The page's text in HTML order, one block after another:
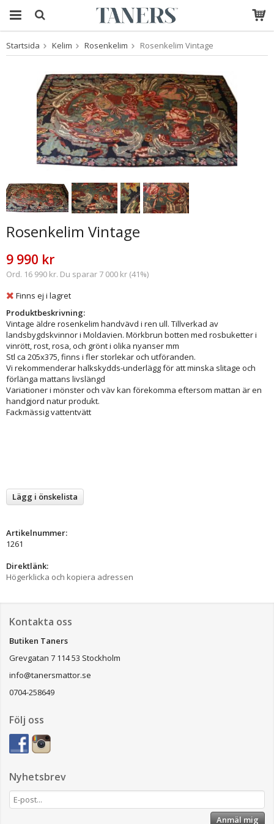
Produkten har blivit
tillagd i varukorgen
Startsida Kelim Rosenkelim Rosenkelim Vintage
Rosenkelim Vintage
9 990 kr
Ord. 16 990 kr. Du sparar 7 000 kr (41%)
Finns ej i lagret
Produktbeskrivning:
Vintage äldre rosenkelim handvävd i ren ull. Tillverkad av
landsbygdskvinnor i Moldavien. Mörkbrun botten med rosbuketter i
vinrött, rost, rosa, och grönt i olika nyanser mm
Stl ca 205x375, finns i fler storlekar och utföranden.
Vi rekommenderar halkskydds-underlägg för att minska slitage och
förlänga mattans livslängd
Variationer i mönster och väv kan förekomma eftersom mattan är en
handgjord natur produkt.
Fackmässig vattentvätt
Lägg i önskelista
Artikelnummer:
1261
Direktlänk:
Högerklicka och kopiera adressen
Kontakta oss
Butiken Taners
Grevgatan 7 114 53 Stockholm
info@tanersmattor.se
0704-258649
Följ oss
Nyhetsbrev
Anmäl mig